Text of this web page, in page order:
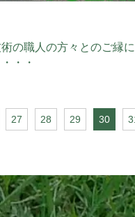
の職人の方々とのご縁に
・・
27 28 29 30